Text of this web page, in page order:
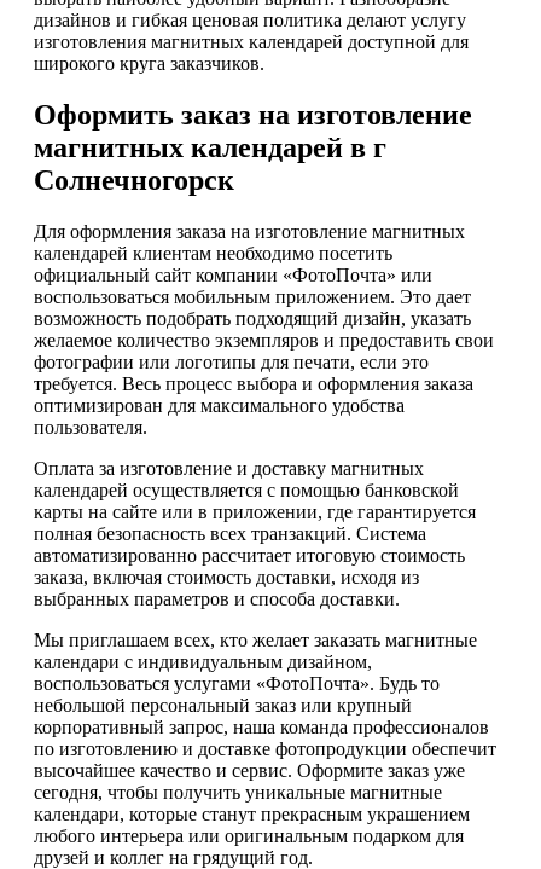
дизайнов и гибкая ценовая политика делают услугу
изготовления магнитных календарей доступной для
широкого круга заказчиков.
Оформить заказ на изготовление
магнитных календарей в г
Солнечногорск
Для оформления заказа на изготовление магнитных
календарей клиентам необходимо посетить
официальный сайт компании «ФотоПочта» или
воспользоваться мобильным приложением. Это дает
возможность подобрать подходящий дизайн, указать
желаемое количество экземпляров и предоставить свои
фотографии или логотипы для печати, если это
требуется. Весь процесс выбора и оформления заказа
оптимизирован для максимального удобства
пользователя.
Оплата за изготовление и доставку магнитных
календарей осуществляется с помощью банковской
карты на сайте или в приложении, где гарантируется
полная безопасность всех транзакций. Система
автоматизированно рассчитает итоговую стоимость
заказа, включая стоимость доставки, исходя из
выбранных параметров и способа доставки.
Мы приглашаем всех, кто желает заказать магнитные
календари с индивидуальным дизайном,
воспользоваться услугами «ФотоПочта». Будь то
небольшой персональный заказ или крупный
корпоративный запрос, наша команда профессионалов
по изготовлению и доставке фотопродукции обеспечит
высочайшее качество и сервис. Оформите заказ уже
сегодня, чтобы получить уникальные магнитные
календари, которые станут прекрасным украшением
любого интерьера или оригинальным подарком для
друзей и коллег на грядущий год.